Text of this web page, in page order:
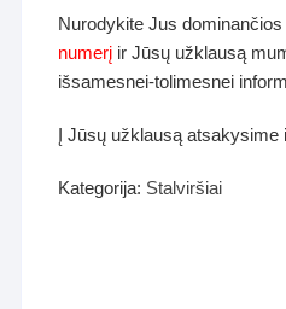
Nurodykite Jus
numerį ir Jūsų užklausą
išsamesnei-tolimesnei
Į Jūsų užklausą atsakysime
Kategorija: Stalviršiai